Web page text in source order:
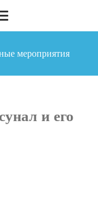
мероприятия
и его